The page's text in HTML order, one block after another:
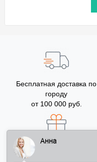
Бесплатная доставка по
городу
от 100 000 руб.
Бонусы за покупку
5% на Ваш счет
Анна